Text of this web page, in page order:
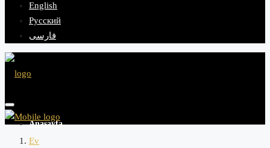
English
Русский
فارسی
Anasayfa
Ev